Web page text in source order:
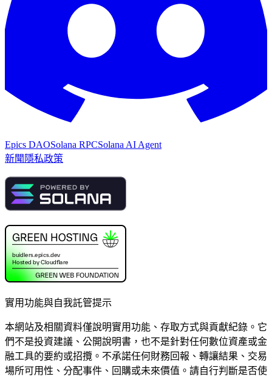
Epics DAOSolana RPCSolana AI Agent
新聞 隱私政策
實用功能與自我託管提示
本網站及相關資料僅說明實用功能、存取方式與貢獻紀錄。它
們不是投資建議、公開說明書，也不是針對任何數位資產或金
融工具的要約或招攬。不承諾任何財務回報、轉讓結果、交易
場所可用性、分配事件、回購或未來價值。請自行判斷是否使